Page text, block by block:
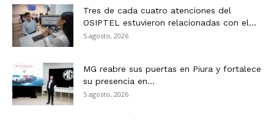
Tres de cada cuatro atenciones del
OSIPTEL estuvieron relacionadas con el...
5 agosto, 2026
MG reabre sus puertas en Piura y fortalece
su presencia en...
5 agosto, 2026